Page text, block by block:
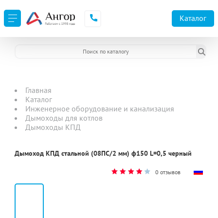
Каталог
Главная
Каталог
Инженерное оборудование и канализация
Дымоходы для котлов
Дымоходы КПД
Дымоход КПД стальной (08ПС/2 мм) ф150 L=0,5 черный
0 отзывов